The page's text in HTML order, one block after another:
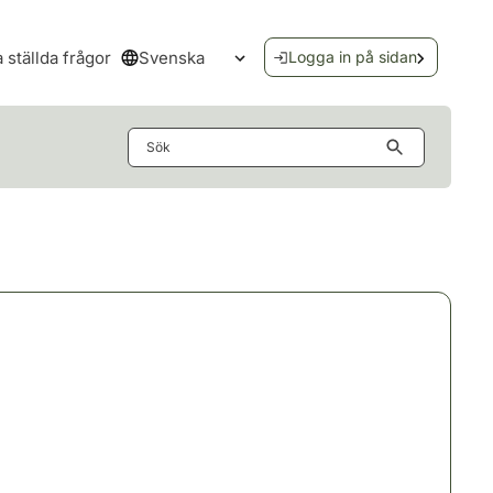
ställda frågor Svenska
Öppna språkmenyn
Logga in på sidan